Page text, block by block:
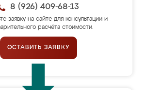
8 (926) 409-68-13
заявку на сайте для консультации и
расчёта стоимости.
ОСТАВИТЬ ЗАЯВКУ